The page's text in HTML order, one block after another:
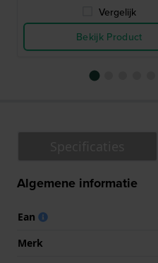
Vergelijk
Bekijk Product
Algemene informatie
Ean
Merk